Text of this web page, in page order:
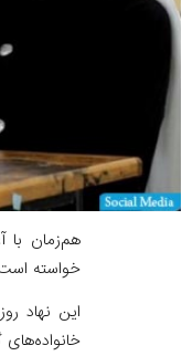
هم‌زمان با
خواسته